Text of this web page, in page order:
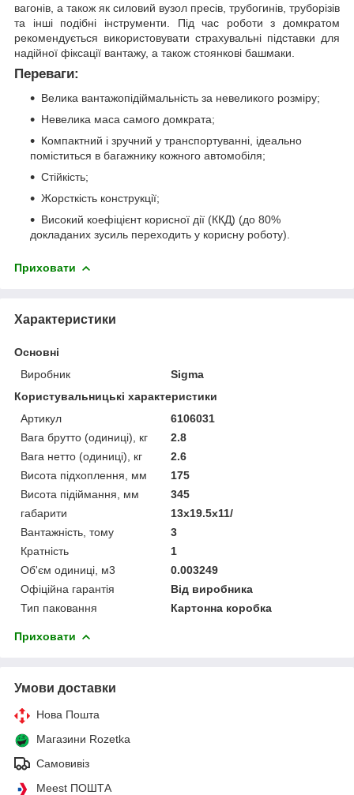
вагонів, а також як силовий вузол пресів, трубогинів, труборізів
та інші подібні інструменти. Під час роботи з домкратом
рекомендується використовувати страхувальні підставки для
надійної фіксації вантажу, а також стоянкові башмаки.
Переваги:
Велика вантажопідіймальність за невеликого розміру;
Невелика маса самого домкрата;
Компактний і зручний у транспортуванні, ідеально
поміститься в багажнику кожного автомобіля;
Стійкість;
Жорсткість конструкції;
Високий коефіцієнт корисної дії (ККД) (до 80%
докладаних зусиль переходить у корисну роботу).
Приховати
Характеристики
Основні
Виробник
Sigma
Користувальницькі характеристики
Артикул
6106031
Вага брутто (одиниці), кг
2.8
Вага нетто (одиниці), кг
2.6
Висота підхоплення, мм
175
Висота підіймання, мм
345
габарити
13x19.5x11/
Вантажність, тому
3
Кратність
1
Об'єм одиниці, м3
0.003249
Офіційна гарантія
Від виробника
Тип паковання
Картонна коробка
Приховати
Умови доставки
Нова Пошта
Магазини Rozetka
Самовивіз
Meest ПОШТА